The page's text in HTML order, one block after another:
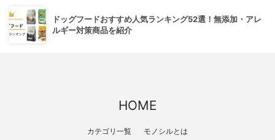
ドッグフードおすすめ人気ランキング52選！無添加・アレ
ルギー対策商品を紹介
HOME
カテゴリ一覧 モノシルとは